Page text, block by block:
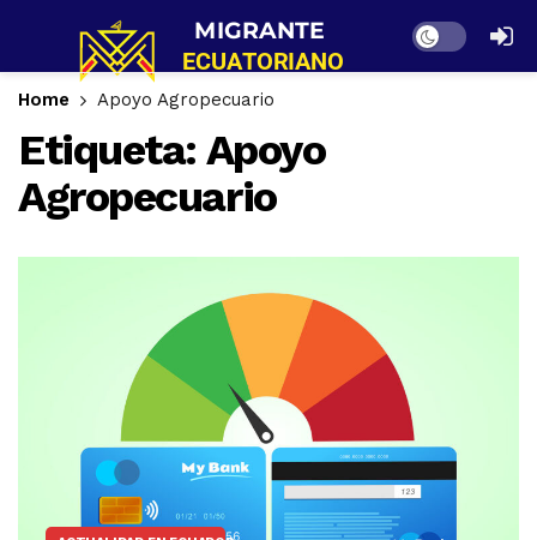
Dark mode
Home Apoyo Agropecuario
Etiqueta: Apoyo
Agropecuario